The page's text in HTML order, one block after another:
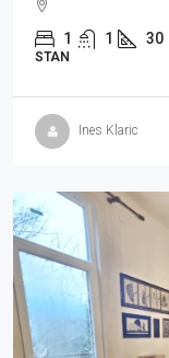
1 1 30
STAN
Ines Klaric